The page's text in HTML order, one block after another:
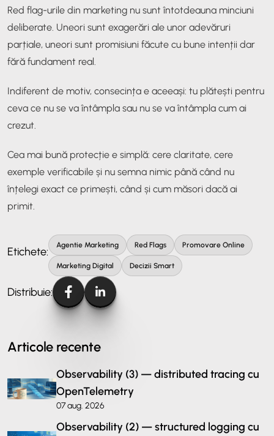
Red flag-urile din marketing nu sunt întotdeauna minciuni
deliberate. Uneori sunt exagerări ale unor adevăruri
parțiale, uneori sunt promisiuni făcute cu bune intenții dar
fără fundament real.
Indiferent de motiv, consecința e aceeași: tu plătești pentru
ceva ce nu se va întâmpla sau nu se va întâmpla cum ai
crezut.
Cea mai bună protecție e simplă: cere claritate, cere
exemple verificabile și nu semna nimic până când nu
înțelegi exact ce primești, când și cum măsori dacă ai
primit.
Etichete: Agentie Marketing Red Flags Promovare Online
Marketing Digital Decizii Smart
Distribuie:
Articole recente
Observability (3) — distributed tracing cu
OpenTelemetry
07 aug. 2026
Observability (2) — structured logging cu